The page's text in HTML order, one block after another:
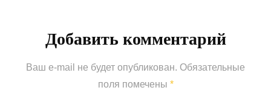
Добавить комментарий
Ваш e-mail не будет опубликован. Обязательные
поля помечены *